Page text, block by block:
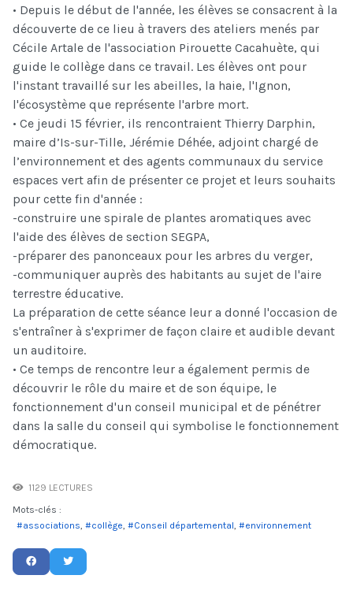
• Depuis le début de l'année, les élèves se consacrent à la
découverte de ce lieu à travers des ateliers menés par
Cécile Artale de l'association Pirouette Cacahuète, qui
guide le collège dans ce travail. Les élèves ont pour
l'instant travaillé sur les abeilles, la haie, l'Ignon,
l'écosystème que représente l'arbre mort.
• Ce jeudi 15 février, ils rencontraient Thierry Darphin,
maire d’Is-sur-Tille, Jérémie Déhée, adjoint chargé de
l’environnement et des agents communaux du service
espaces vert afin de présenter ce projet et leurs souhaits
pour cette fin d'année :
-construire une spirale de plantes aromatiques avec
l'aide des élèves de section SEGPA,
-préparer des panonceaux pour les arbres du verger,
-communiquer auprès des habitants au sujet de l'aire
terrestre éducative.
La préparation de cette séance leur a donné l'occasion de
s'entraîner à s'exprimer de façon claire et audible devant
un auditoire.
• Ce temps de rencontre leur a également permis de
découvrir le rôle du maire et de son équipe, le
fonctionnement d'un conseil municipal et de pénétrer
dans la salle du conseil qui symbolise le fonctionnement
démocratique.
1129 LECTURES
Mots-clés :
associations
collège Conseil départemental environnement